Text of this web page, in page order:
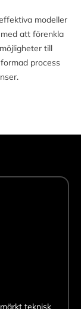
modeller
att förenkla
till
process
teknisk